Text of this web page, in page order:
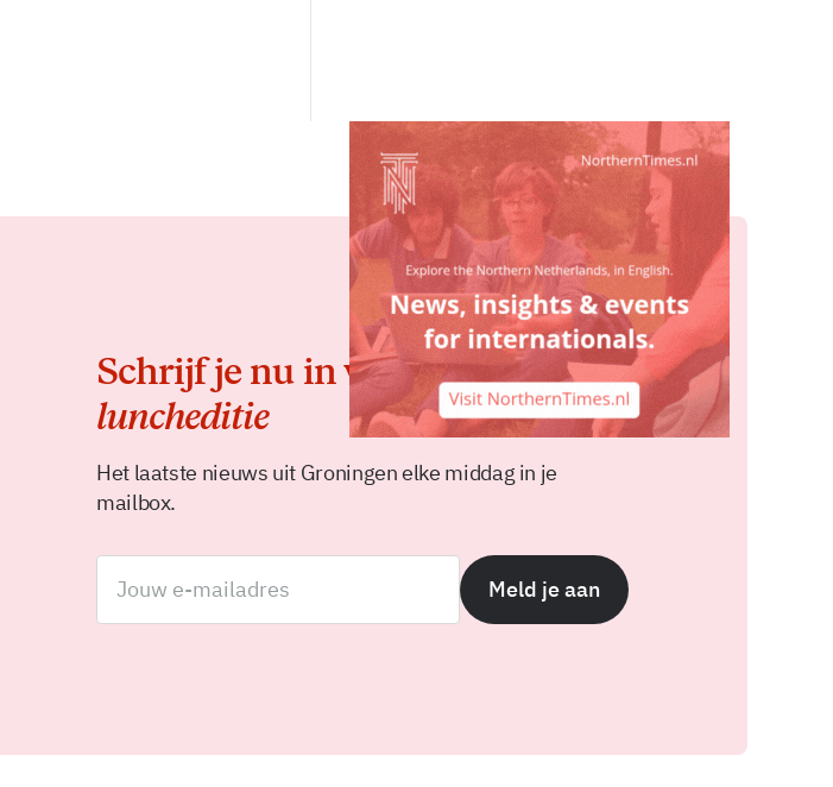
Schrijf je nu in voor de
luncheditie
Het laatste nieuws uit Groningen elke middag in je
mailbox.
Meld je aan